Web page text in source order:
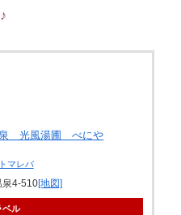
泉 光風湯圃 べにや
トマレバ
泉4-510[地図]
ベル